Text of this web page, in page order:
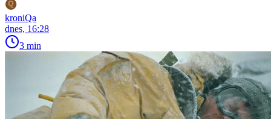
kroniQa
dnes, 16:28
3 min